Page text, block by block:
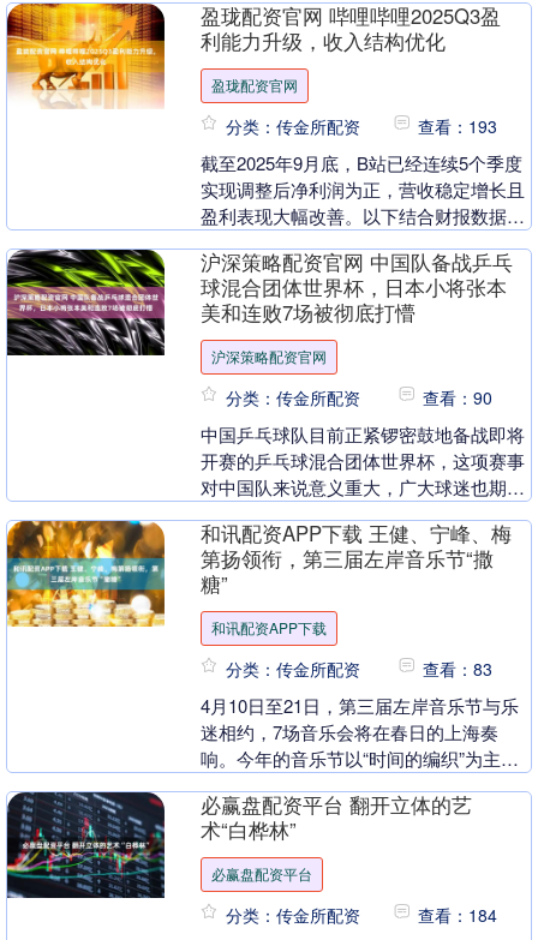
环节操作，....
盈珑配资官网 哔哩哔哩2025Q3盈
利能力升级，收入结构优化
盈珑配资官网
分类：传金所配资 查看：193
截至2025年9月底，B站已经连续5个季度
实现调整后净利润为正，营收稳定增长且
盈利表现大幅改善。以下结合财报数据，
来趋势三方....
沪深策略配资官网 中国队备战乒乓
球混合团体世界杯，日本小将张本
美和连败7场被彻底打懵
沪深策略配资官网
分类：传金所配资 查看：90
中国乒乓球队目前正紧锣密鼓地备战即将
开赛的乒乓球混合团体世界杯，这项赛事
对中国队来说意义重大，广大球迷也期待
赛压力不小，尤其....
和讯配资APP下载 王健、宁峰、梅
第扬领衔，第三届左岸音乐节“撒
糖”
和讯配资APP下载
分类：传金所配资 查看：83
4月10日至21日，第三届左岸音乐节与乐
迷相约，7场音乐会将在春日的上海奏
响。今年的音乐节以“时间的编织”为主
音乐家演奏最好....
必赢盘配资平台 翻开立体的艺
术“白桦林”
必赢盘配资平台
分类：传金所配资 查看：184